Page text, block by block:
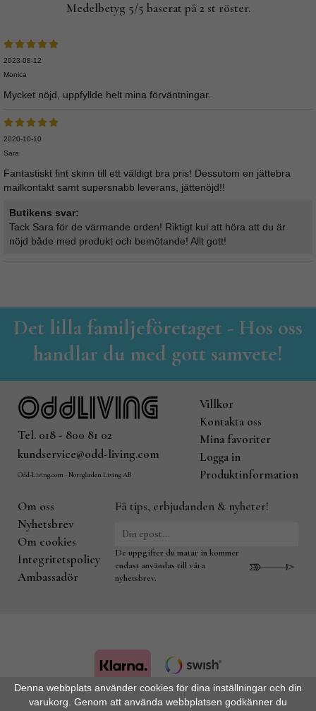
Medelbetyg 5/5 baserat på2 st röster.
2023-08-12
Monica
Mycket nöjd, uppfyllde helt mina förväntningar.
2020-10-10
Sara
Fantastiskt fint skinn till ett väldigt bra pris! Dessutom en jättebra
mailkontakt samt supersnabb leverans, jättenöjd!!
Butikens svar:
Tack Sara för de värmande orden! Riktigt kul att höra att du är
nöjd både med produkt och bemötande! Allt gott!
Det lilla familjeföretaget - Hos oss
handlar du med gott samvete!
Tel. 018 - 800 81 02
kundservice@odd-living.com
Odd-Living.com - Norrgården Living AB
Villkor
Kontakta oss
Mina favoriter
Logga in
Produktinformation
Om oss
Nyhetsbrev
Om cookies
Integritetspolicy
Ambassadör
Få tips, erbjudanden & nyheter!
De uppgifter du matar in kommer
endast användas till våra
nyhetsbrev.
Drift & produktion:Wikinggruppen
Denna webbplats använder cookies för dina inställningar och din
varukorg. Genom att använda webbplatsen godkänner du